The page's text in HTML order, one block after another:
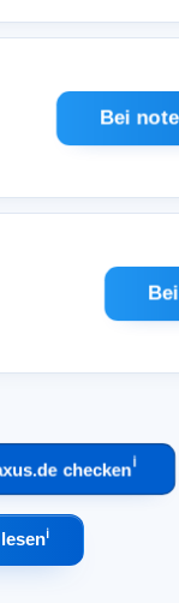
Bei
checkenℹ︎
ℹ︎